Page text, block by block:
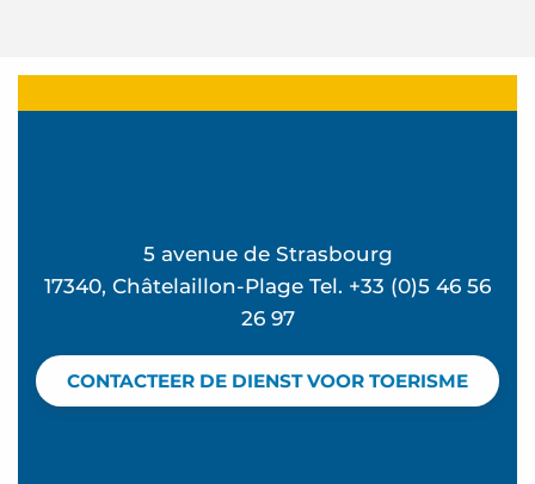
5 avenue de Strasbourg
17340, Châtelaillon-Plage Tel. +33 (0)5 46 56
26 97
CONTACTEER DE DIENST VOOR TOERISME